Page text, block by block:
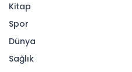
Kitap
Spor
Dünya
Sağlık